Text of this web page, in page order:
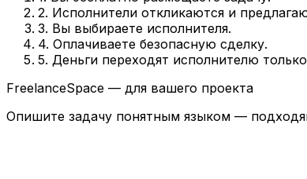
2. Исполнители откликаются и
3. Вы выбираете исполнителя.
4. Оплачиваете безопасную сделку.
5. Деньги переходят исполнителю
FreelanceSpace — для вашего проекта
Опишите задачу понятным языком —